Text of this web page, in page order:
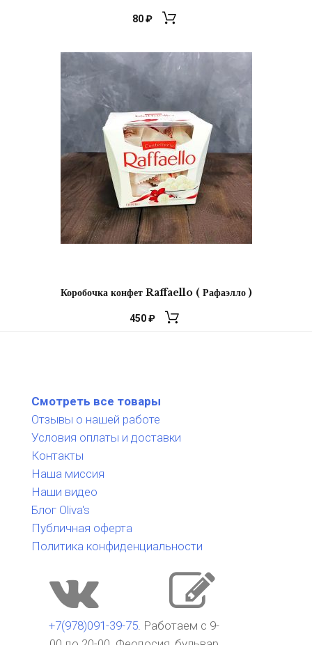
80₽
Коробочка конфет Raffaello ( Рафаэлло )
450₽
Смотреть все товары
Отзывы о нашей работе
Условия оплаты и доставки
Контакты
Наша миссия
Наши видео
Блог Oliva's
Публичная оферта
Политика конфиденциальности
+7(978)091-39-75. Работаем с 9-